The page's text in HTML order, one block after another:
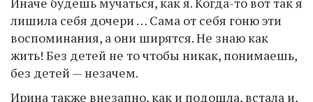
лишила себя дочери … Сама от себя гоню эти
воспоминания, а они ширятся. Не знаю как
жить! Без детей не то чтобы никак, понимаешь,
без детей — незачем.
Ирина также внезапно, как и подошла, встала и,